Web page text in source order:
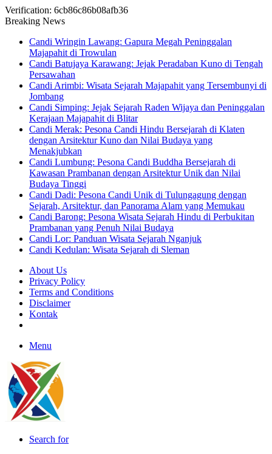
Verification: 6cb86c86b08afb36
Breaking News
Candi Wringin Lawang: Gapura Megah Peninggalan
Majapahit di Trowulan
Candi Batujaya Karawang: Jejak Peradaban Kuno di Tengah
Persawahan
Candi Arimbi: Wisata Sejarah Majapahit yang Tersembunyi di
Jombang
Candi Simping: Jejak Sejarah Raden Wijaya dan Peninggalan
Kerajaan Majapahit di Blitar
Candi Merak: Pesona Candi Hindu Bersejarah di Klaten
dengan Arsitektur Kuno dan Nilai Budaya yang
Menakjubkan
Candi Lumbung: Pesona Candi Buddha Bersejarah di
Kawasan Prambanan dengan Arsitektur Unik dan Nilai
Budaya Tinggi
Candi Dadi: Pesona Candi Unik di Tulungagung dengan
Sejarah, Arsitektur, dan Panorama Alam yang Memukau
Candi Barong: Pesona Wisata Sejarah Hindu di Perbukitan
Prambanan yang Penuh Nilai Budaya
Candi Lor: Panduan Wisata Sejarah Nganjuk
Candi Kedulan: Wisata Sejarah di Sleman
About Us
Privacy Policy
Terms and Conditions
Disclaimer
Kontak
Menu
Search for